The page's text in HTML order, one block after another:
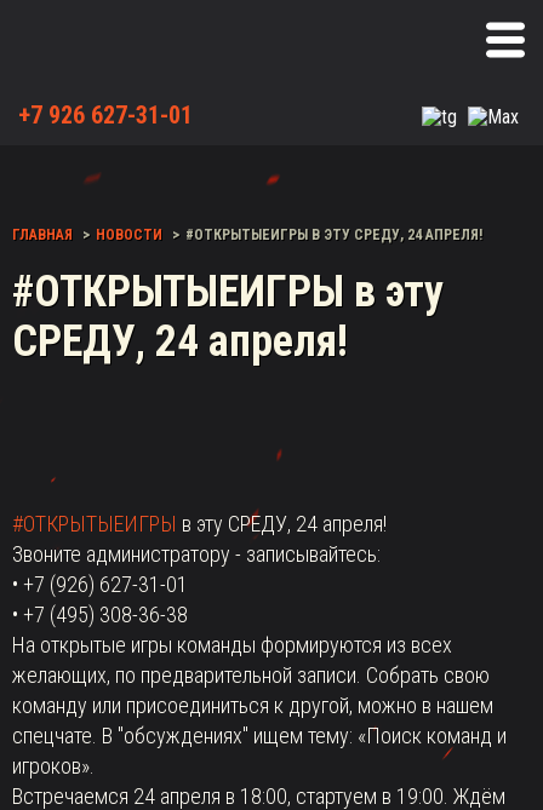
+7 926 627-31-01
ГЛАВНАЯ НОВОСТИ #ОТКРЫТЫЕИГРЫ В ЭТУ СРЕДУ, 24 АПРЕЛЯ!
#ОТКРЫТЫЕИГРЫ в эту
СРЕДУ, 24 апреля!
#ОТКРЫТЫЕИГРЫ в эту СРЕДУ, 24 апреля!
Звоните администратору - записывайтесь:
• +7 (926) 627-31-01
• +7 (495) 308-36-38
На открытые игры команды формируются из всех
желающих, по предварительной записи. Собрать свою
команду или присоединиться к другой, можно в нашем
спецчате. В "обсуждениях" ищем тему: «Поиск команд и
игроков».
Встречаемся 24 апреля в 18:00, стартуем в 19:00. Ждём